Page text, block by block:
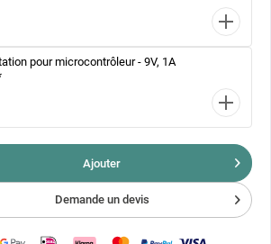
pour microcontrôleur - 9V, 1A
Ajouter
Demande un devis